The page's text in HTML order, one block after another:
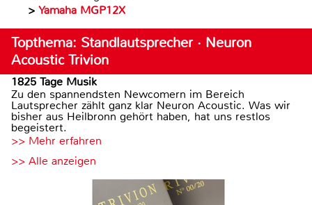
> Yamaha MGP12X
Topthema: Standlautsprecher · Neuron
Acoustic Trivion
1825 Tage Musik
Zu den spannendsten Newcomern im Bereich
Lautsprecher zählt ganz klar Neuron Acoustic. Was wir
bisher aus Heilbronn gehört haben, hat uns restlos
begeistert.
>> Mehr erfahren
>> Alle anzeigen